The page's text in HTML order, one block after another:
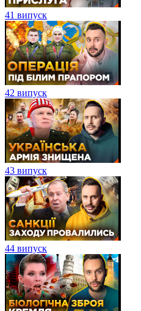
41 випуск
42 випуск
43 випуск
44 випуск